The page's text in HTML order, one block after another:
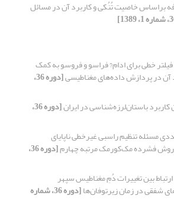
براساس خاصیت تُنُکی و کاربرد آن در مسائل
فیلتر خطی برای ادام? فراسو و فروسو به کمک
آن در پردازش داده‌های مغناطیسی [دوره 36،
کاربرد باستان‌لرزه‌شناسی در ایران [دوره 36،
مسئله تنظیم راسبی غیرخطی ناپایای
روش فشرده مک‌کورمک مرتبه چهارم [دوره 36،
ارتباط بین تغییرات دُمِ مغناطیس سپهر
شفقی در زمان زیرتوفان‌ها [دوره 36، شماره